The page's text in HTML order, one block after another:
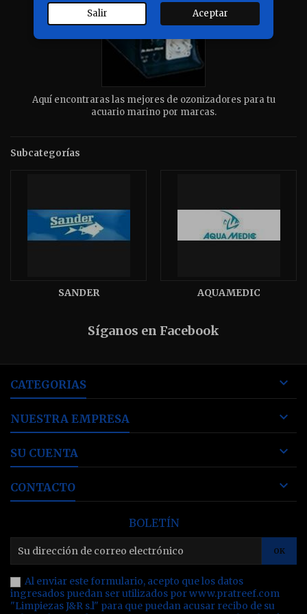
Aquí encontraras las mejores de ozonizadores para tu
acuario marino por marcas.
Subcategorías
SANDER AQUAMEDIC
Síganos en Facebook
CATEGORIAS 
NUESTRA EMPRESA 
SU CUENTA 
CONTACTO 
Salir Aceptar
BOLETÍN
Al enviar este formulario, acepto que los datos
ingresados puedan ser utilizados por www.pratreef.com
"Limpiezas J&R s.l" para que puedan acusar recibo de su